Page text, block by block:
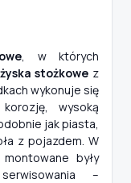
, w których
stożkowe z
wykonuje się
wysoką
jak piasta,
z pojazdem. W
były
–